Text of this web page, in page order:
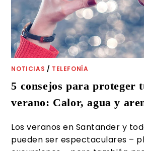
NOTICIAS / TELEFONÍA
5 consejos para proteger
verano: Calor, agua y
Los veranos en Santander y
pueden ser espectaculares –